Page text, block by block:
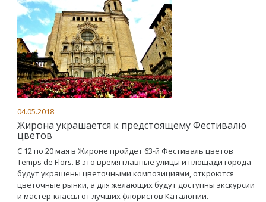
04.05.2018
Жирона украшается к предстоящему Фестивалю
цветов
С 12 по 20 мая в Жироне пройдет 63-й Фестиваль цветов
Temps de Flors. В это время главные улицы и площади города
будут украшены цветочными композициями, откроются
цветочные рынки, а для желающих будут доступны экскурсии
и мастер-классы от лучших флористов Каталонии.